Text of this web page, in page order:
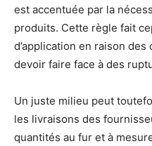
est accentuée par la
produits. Cette règle fait
d’application en raison
devoir faire face à des
Un juste milieu peut
les livraisons des
quantités au fur et à